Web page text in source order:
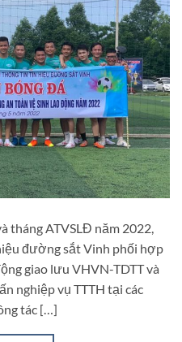
tháng ATVSLĐ năm 2022,
đường sắt Vinh phối hợp
giao lưu VHVN-TDTT và
nghiệp vụ TTTH tại các
tác […]